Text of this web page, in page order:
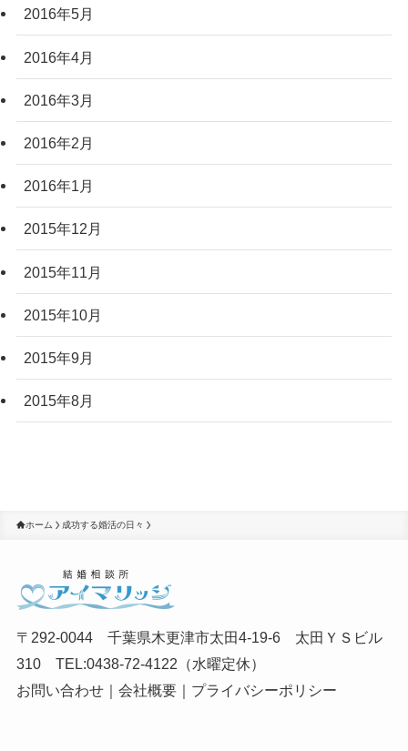
2016年5月
2016年4月
2016年3月
2016年2月
2016年1月
2015年12月
2015年11月
2015年10月
2015年9月
2015年8月
ホーム 成功する婚活の日々
〒292-0044 千葉県木更津市太田4-19-6 太田ＹＳビル
310 TEL:0438-72-4122（水曜定休）
お問い合わせ｜ 会社概要｜ プライバシーポリシー